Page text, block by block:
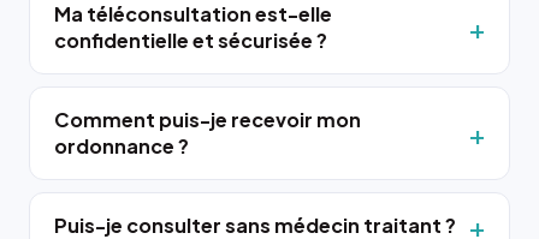
Ma téléconsultation est-elle
confidentielle et sécurisée ?
Comment puis-je recevoir mon
ordonnance ?
Puis-je consulter sans médecin traitant ?